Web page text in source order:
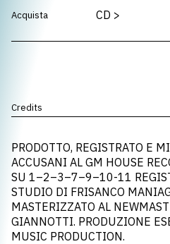
Acquista CD >
Credits
PRODOTTO, REGISTRATO E
ACCUSANI AL GM HOUSE
SU 1–2–3–7–9–10-11
STUDIO DI FRISANCO
MASTERIZZATO AL
GIANNOTTI. PRODUZIONE
MUSIC PRODUCTION.